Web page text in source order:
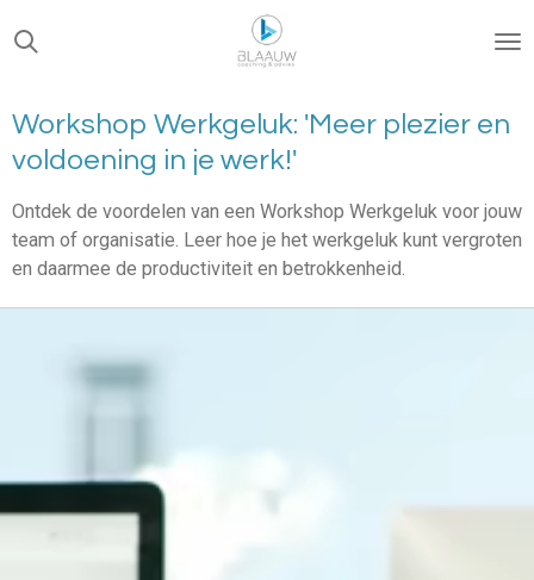
Ga
direct
de
hoofdinhoud
Workshop Werkgeluk: 'Meer plezier en
voldoening in je werk!'
Ontdek de voordelen van een Workshop Werkgeluk voor jouw
team of organisatie. Leer hoe je het werkgeluk kunt vergroten
en daarmee de productiviteit en betrokkenheid.